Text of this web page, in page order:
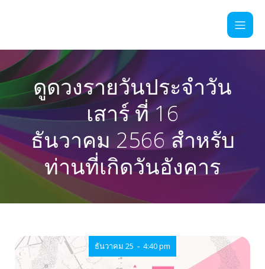
ดูดวงรายวันประจำวัน
เสาร์ ที่ 16
ธันวาคม 2566 สำหรับ
ท่านที่เกิดวันอังคาร
ธันวาคม 25 - 4:40 pm